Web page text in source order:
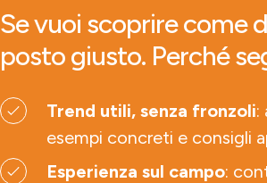
Se vuoi scoprire come
posto giusto. Perché
Trend utili, senza fronzoli:
esempi concreti e consigli
Esperienza sul campo: